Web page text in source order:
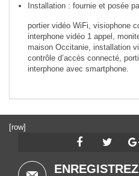
Installation : fournie et posée
portier vidéo WiFi, visiophone
interphone vidéo 1 appel,
maison Occitanie, installation
contrôle d’accès connecté,
interphone avec smartphone.
[row]